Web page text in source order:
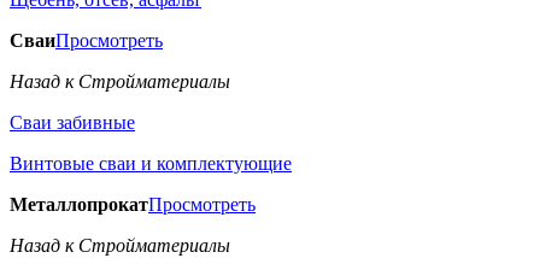
СваиПросмотреть
Назад к Стройматериалы
Сваи забивные
Винтовые сваи и комплектующие
МеталлопрокатПросмотреть
Назад к Стройматериалы